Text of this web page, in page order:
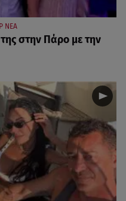
ΝΕΑ
στην Πάρο με την